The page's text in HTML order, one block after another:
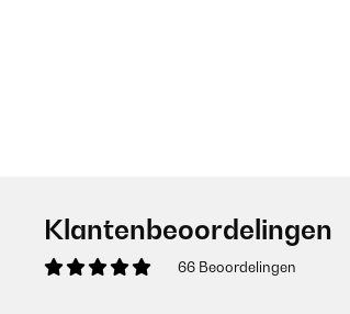
Klantenbeoordelingen
66 Beoordelingen